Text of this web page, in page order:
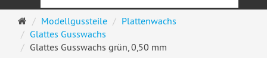
Startseite
Modellgussteile
Plattenwachs
Glattes Gusswachs
Glattes Gusswachs grün, 0,50 mm